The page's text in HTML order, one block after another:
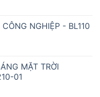
NGHIỆP - BL110
MẶT TRỜI
01